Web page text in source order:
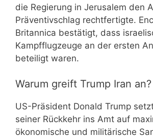
die Regierung in Jerusalem den
Präventivschlag rechtfertigte.
Britannica bestätigt, dass
Kampfflugzeuge an der ersten
beteiligt waren.
Warum greift Trump Iran an?
US-Präsident Donald Trump
seiner Rückkehr ins Amt auf
ökonomische und militärische